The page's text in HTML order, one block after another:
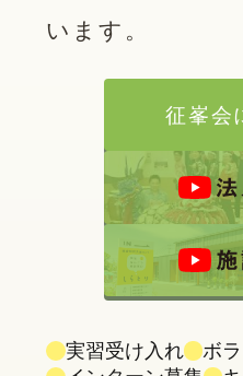
います。
征峯会
実習受け入れ
ボ